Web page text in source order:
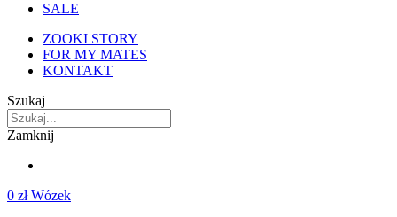
SALE
ZOOKI STORY
FOR MY MATES
KONTAKT
Szukaj
Zamknij
0 zł Wózek